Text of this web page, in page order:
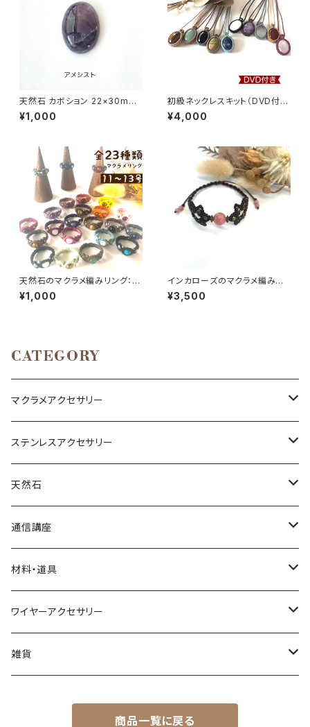
天然石 カボション 22×30mm
マクラメ編みに最適♪（ブラウン
アゲート、ソーダライト、アメシス
¥1,000
初級ネックレスキット（DVD付
き）【マクラメ編み通信講座】
¥4,000
天然石のマクラメ編みリング：約
11～13号
¥1,000
インカローズのマクラメ編みブ
レスレット
¥3,500
CATEGORY
マクラメアクセサリー
ネックレス
ブレスレット
リング
ピアス
小物
イヤリング
ステンレスアクセサリー
ネックレス
ピアス
天然石
丸玉
アベンチュリン
オニキス
カボション
アクアマリン
アゲート
ポイント
水晶
さざれ
通信講座
ブレスレット
リング
ネックレス
材料・道具
材料
道具
ワイヤーアクセサリー
ネックレス
雑貨
商品一覧に戻る